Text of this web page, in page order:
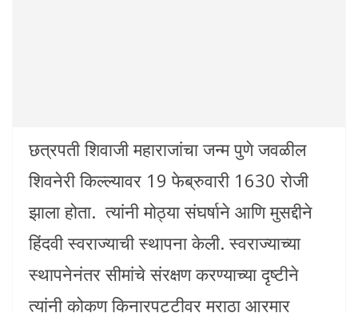
छत्रपती शिवाजी महाराजांचा जन्म पुणे जवळील
शिवनेरी किल्ल्यावर 19 फेब्रुवारी 1630 रोजी
झाला होता. त्यांनी मोठ्या संघर्षाने आणि मुसद्दीने
हिंदवी स्वराज्याची स्थापना केली. स्वराज्याच्या
स्थापनेनंतर सीमांचे संरक्षण करण्याच्या दृष्टीने
त्यांनी कोकण किनारपट्टीवर मराठा आरमार